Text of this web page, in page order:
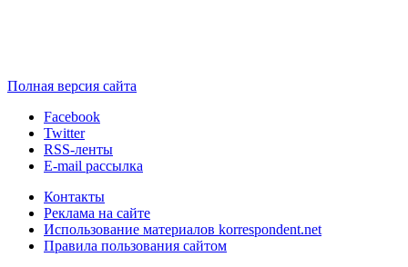
Полная версия сайта
Facebook
Twitter
RSS-ленты
E-mail рассылка
Контакты
Реклама на сайте
Использование материалов korrespondent.net
Правила пользования сайтом